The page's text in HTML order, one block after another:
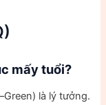
mấy tuổi?
là lý tưởng.